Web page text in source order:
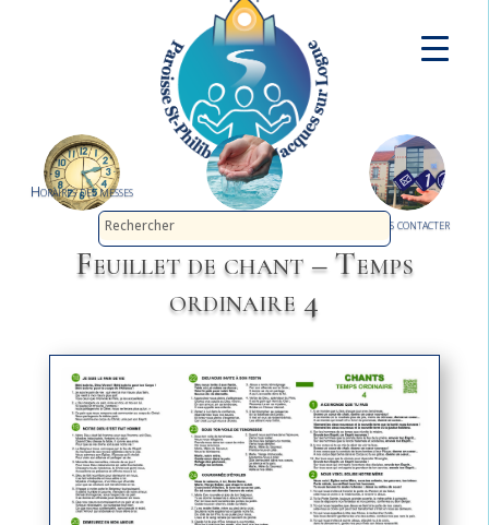
Horaires des messes
Nous contacter
Feuillet de chant – Temps
ordinaire 4